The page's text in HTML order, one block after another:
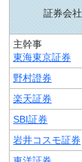
証券会社
主幹事
東海東京証券
野村證券
楽天証券
SBI証券
岩井コスモ証券